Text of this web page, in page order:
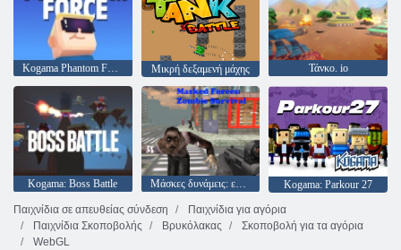
Kogama Phantom Force Μικρή δεξαμενή μάχης Τάνκο. io
Kogama: Boss Battle Μάσκες δυνάμεις: επιβίωση ζόμπι
Kogama: Parkour 27
Παιχνίδια σε απευθείας σύνδεση
Παιχνίδια για αγόρια
Παιχνίδια Σκοποβολής
Βρυκόλακας
Σκοποβολή για τα αγόρια
WebGL